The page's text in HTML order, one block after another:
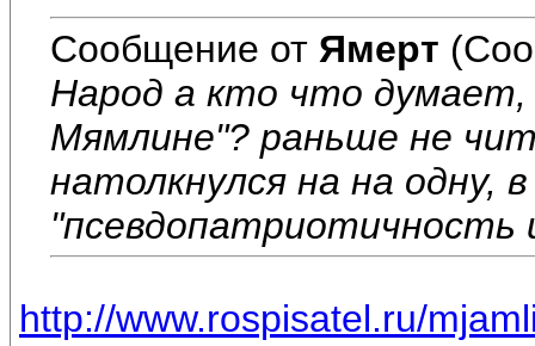
Сообщение от Ямерт
Народ а кто что думает,
Мямлине"? раньше не
натолкнулся на на одну,
http://www.rospisatel.ru/